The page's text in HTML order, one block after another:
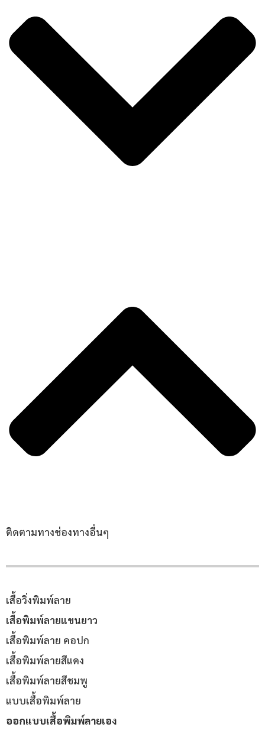
ติดตามทางช่องทางอื่นๆ
เสื้อวิ่งพิมพ์ลาย
เสื้อพิมพ์ลายแขนยาว
เสื้อพิมพ์ลาย คอปก
เสื้อพิมพ์ลายสีแดง
เสื้อพิมพ์ลายสีชมพู
แบบเสื้อพิมพ์ลาย
ออกแบบเสื้อพิมพ์ลายเอง